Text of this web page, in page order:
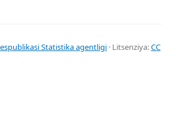
Statistika agentligi · Litsenziya:CC